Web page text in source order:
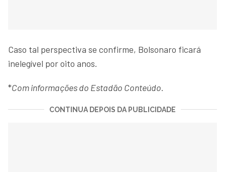
Caso tal perspectiva se confirme, Bolsonaro ficará
inelegível por oito anos.
*Com informações do Estadão Conteúdo.
CONTINUA DEPOIS DA PUBLICIDADE